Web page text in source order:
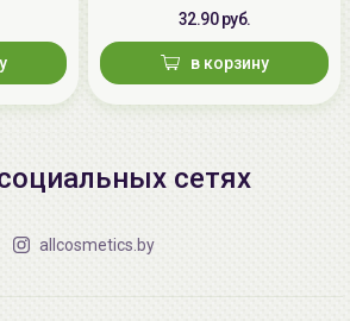
32.90 руб.
в корзину
сетях
allcosmetics.by